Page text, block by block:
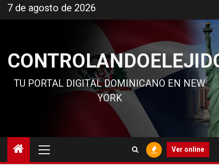
al
7 de agosto de 2026
TU PORTAL DIGITAL DOMINICANO EN NEW
YORK
principal
Ver online